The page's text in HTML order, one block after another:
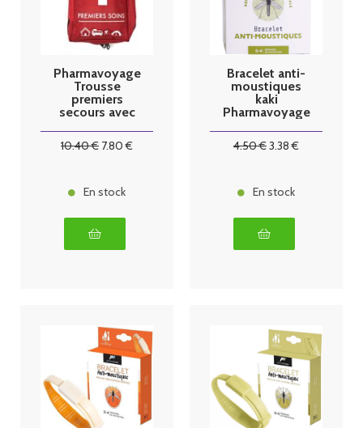
Pharmavoyage
Trousse
premiers
secours avec
10.40€ 7.80 €
En stock
Bracelet anti-
moustiques
kaki
Pharmavoyage
4.50€3.38 €
En stock